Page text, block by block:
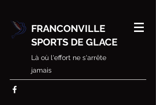
FRANCONVILLE
SPORTS DE GLACE
Là où l'effort ne s'arrête
jamais